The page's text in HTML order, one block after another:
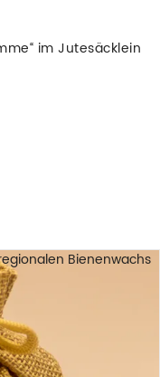
im Jutesäcklein